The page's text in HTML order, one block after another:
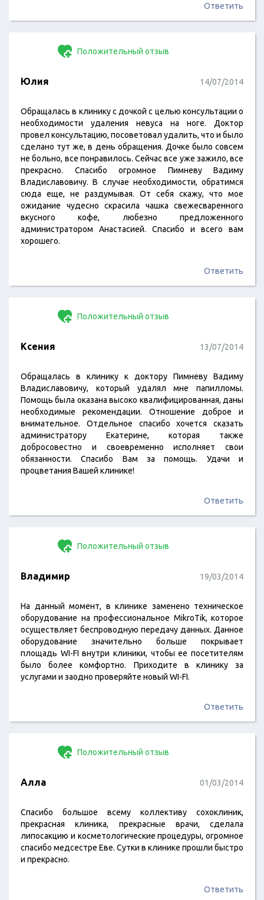
Ответить
Положительный отзыв
Юлия 14/07/2014
Обращалась в клинику с дочкой с целью консультации о
необходимости удаления невуса на ноге. Доктор
провел консультацию, посоветовал удалить, что и было
сделано тут же, в день обращения. Дочке было совсем
не больно, все понравилось. Сейчас все уже зажило, все
прекрасно. Спасибо огромное Пимневу Вадиму
Владиславовичу. В случае необходимости, обратимся
сюда еще, не раздумывая. От себя скажу, что мое
ожидание чудесно скрасила чашка свежесваренного
вкусного кофе, любезно предложенного
администратором Анастасией. Спасибо и всего вам
хорошего.
Ответить
Положительный отзыв
Ксения 13/07/2014
Обращалась в клинику к доктору Пимневу Вадиму
Владиславовичу, который удалял мне папилломы.
Помощь была оказана высоко квалифицированная, даны
необходимые рекомендации. Отношение доброе и
внимательное. Отдельное спасибо хочется сказать
администратору Екатерине, которая также
добросовестно и своевременно исполняет свои
обязанности. Спасибо Вам за помощь. Удачи и
процветания Вашей клинике!
Ответить
Положительный отзыв
Владимир 19/03/2014
На данный момент, в клинике заменено техническое
оборудование на профессиональное MikroTik, которое
осуществляет беспроводную передачу данных. Данное
оборудование значительно больше покрывает
площадь WI-FI внутри клиники, чтобы ее посетителям
было более комфортно. Приходите в клинику за
услугами и заодно проверяйте новый WI-FI.
Ответить
Положительный отзыв
Алла 01/03/2014
Спасибо большое всему коллективу сохоклиник,
прекрасная клиника, прекрасные врачи, сделала
липосакцию и косметологические процедуры, огромное
спасибо медсестре Еве. Сутки в клинике прошли быстро
и прекрасно.
Ответить